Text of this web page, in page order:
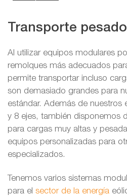
Transporte pesado
Al utilizar equipos modulares
remolques más adecuados
permite transportar incluso
son demasiado grandes para
estándar. Además de nuestros
y 8 ejes, también disponemos
para cargas muy altas y
equipos personalizadas para
especializados.
Tenemos varios sistemas
para el sector de la energía